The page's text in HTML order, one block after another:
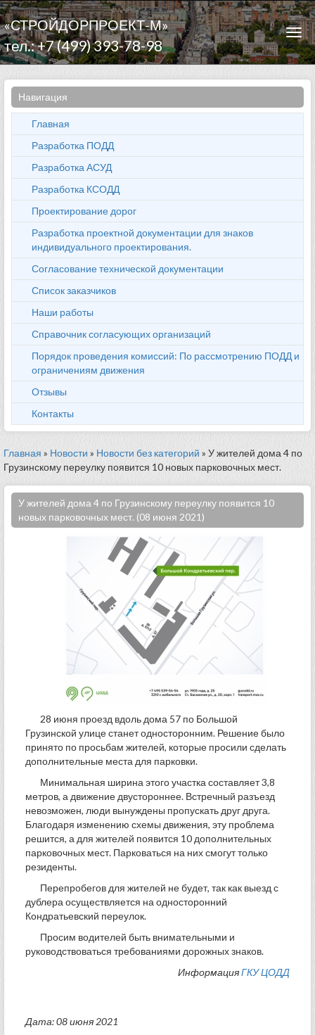
«СТРОЙДОРПРОЕКТ-М»
тел.: +7 (499) 393-78-98
Навигация
Главная
Разработка ПОДД
Разработка АСУД
Разработка КСОДД
Проектирование дорог
Разработка проектной документации для знаков
индивидуального проектирования.
Согласование технической документации
Список заказчиков
Наши работы
Справочник согласующих организаций
Порядок проведения комиссий: По рассмотрению ПОДД и
ограничениям движения
Отзывы
Контакты
Главная » Новости » Новости без категорий » У жителей дома 4 по
Грузинскому переулку появится 10 новых парковочных мест.
У жителей дома 4 по Грузинскому переулку появится 10
новых парковочных мест. (08 июня 2021)
28 июня проезд вдоль дома 57 по Большой
Грузинской улице станет односторонним. Решение было
принято по просьбам жителей, которые просили сделать
дополнительные места для парковки.
Минимальная ширина этого участка составляет 3,8
метров, а движение двустороннее. Встречный разъезд
невозможен, люди вынуждены пропускать друг друга.
Благодаря изменению схемы движения, эту проблема
решится, а для жителей появится 10 дополнительных
парковочных мест. Парковаться на них смогут только
резиденты.
Перепробегов для жителей не будет, так как выезд с
дублера осуществляется на односторонний
Кондратьевский переулок.
Просим водителей быть внимательными и
руководствоваться требованиями дорожных знаков.
ИнформацияГКУ ЦОДД
Дата: 08 июня 2021